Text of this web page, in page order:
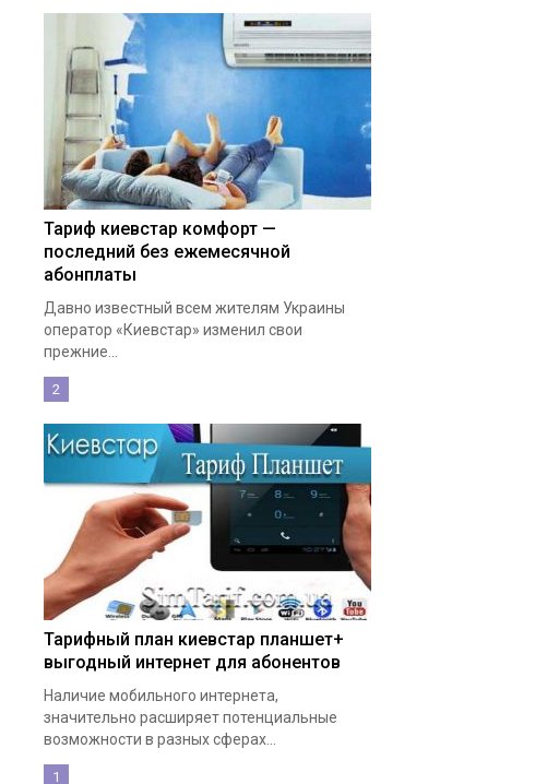
Тариф киевстар комфорт —
последний без ежемесячной
абонплаты
Давно известный всем жителям Украины
оператор «Киевстар» изменил свои
прежние...
2
Тарифный план киевстар планшет+
выгодный интернет для абонентов
Наличие мобильного интернета,
значительно расширяет потенциальные
возможности в разных сферах...
1